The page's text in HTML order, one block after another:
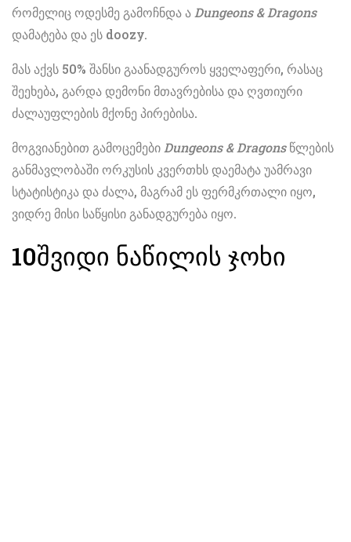
რომელიც ოდესმე გამოჩნდა ა Dungeons & Dragons
დამატება და ეს doozy.
მას აქვს 50% შანსი გაანადგუროს ყველაფერი, რასაც
შეეხება, გარდა დემონი მთავრებისა და ღვთიური
ძალაუფლების მქონე პირებისა.
მოგვიანებით გამოცემები Dungeons & Dragonsწლების
განმავლობაში ორკუსის კვერთხს დაემატა უამრავი
სტატისტიკა და ძალა, მაგრამ ეს ფერმკრთალი იყო,
ვიდრე მისი საწყისი განადგურება იყო.
10შვიდი ნაწილის ჯოხი